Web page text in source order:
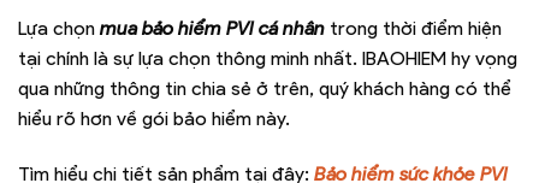
Lựa chọn mua bảo hiểm PVI cá nhân trong thời điểm hiện
tại chính là sự lựa chọn thông minh nhất. IBAOHIEM hy vọng
qua những thông tin chia sẻ ở trên, quý khách hàng có thể
hiểu rõ hơn về gói bảo hiểm này.
Tìm hiểu chi tiết sản phẩm tại đây: Bảo hiểm sức khỏe PVI